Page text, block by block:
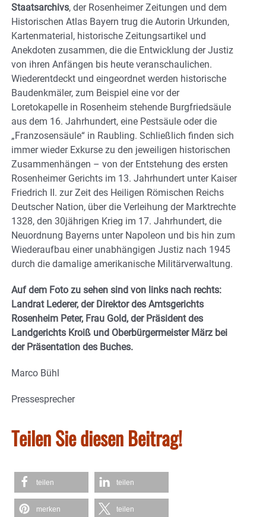
Staatsarchivs, der Rosenheimer Zeitungen und dem
Historischen Atlas Bayern trug die Autorin Urkunden,
Kartenmaterial, historische Zeitungsartikel und
Anekdoten zusammen, die die Entwicklung der Justiz
von ihren Anfängen bis heute veranschaulichen.
Wiederentdeckt und eingeordnet werden historische
Baudenkmäler, zum Beispiel eine vor der
Loretokapelle in Rosenheim stehende Burgfriedsäule
aus dem 16. Jahrhundert, eine Pestsäule oder die
„Franzosensäule“ in Raubling. Schließlich finden sich
immer wieder Exkurse zu den jeweiligen historischen
Zusammenhängen – von der Entstehung des ersten
Rosenheimer Gerichts im 13. Jahrhundert unter Kaiser
Friedrich II. zur Zeit des Heiligen Römischen Reichs
Deutscher Nation, über die Verleihung der Marktrechte
1328, den 30jährigen Krieg im 17. Jahrhundert, die
Neuordnung Bayerns unter Napoleon und bis hin zum
Wiederaufbau einer unabhängigen Justiz nach 1945
durch die damalige amerikanische Militärverwaltung.
Auf dem Foto zu sehen sind von links nach rechts:
Landrat Lederer, der Direktor des Amtsgerichts
Rosenheim Peter, Frau Gold, der Präsident des
Landgerichts Kroiß und Oberbürgermeister März bei
der Präsentation des Buches.
Marco Bühl
Pressesprecher
Teilen Sie diesen Beitrag!
teilen teilen
merken teilen